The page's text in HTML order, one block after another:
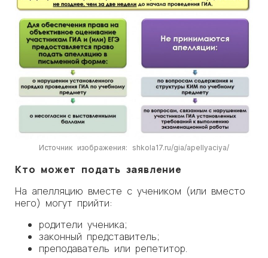
Источник изображения: shkola17.ru/gia/apellyaciya/
Кто может подать заявление
На апелляцию вместе с учеником (или вместо
него) могут прийти:
родители ученика;
законный представитель;
преподаватель или репетитор.